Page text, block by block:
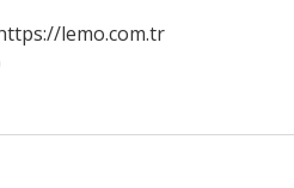
lemo.com.tr